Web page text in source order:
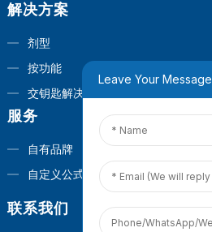
解决方案
剂型
按功能
交钥匙解决方案
服务
自有品牌
自定义公式
联系我们
Leave Your Message